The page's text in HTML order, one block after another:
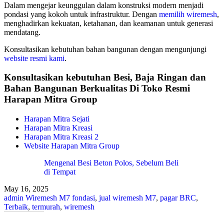
Dalam mengejar keunggulan dalam konstruksi modern menjadi
pondasi yang kokoh untuk infrastruktur. Dengan memilih wiremesh,
menghadirkan kekuatan, ketahanan, dan keamanan untuk generasi
mendatang.
Konsultasikan kebutuhan bahan bangunan dengan mengunjungi
website resmi kami.
Konsultasikan kebutuhan Besi, Baja Ringan dan
Bahan Bangunan Berkualitas Di Toko Resmi
Harapan Mitra Group
Harapan Mitra Sejati
Harapan Mitra Kreasi
Harapan Mitra Kreasi 2
Website Harapan Mitra Group
Mengenal Besi Beton Polos, Sebelum Beli
di Tempat
May 16, 2025
admin Wiremesh M7 fondasi, jual wiremesh M7, pagar BRC,
Terbaik, termurah, wiremesh